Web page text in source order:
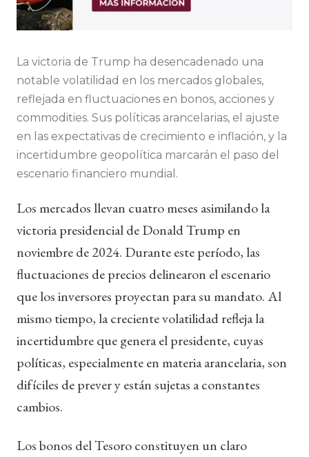
La victoria de Trump ha desencadenado una
notable volatilidad en los mercados globales,
reflejada en fluctuaciones en bonos, acciones y
commodities. Sus políticas arancelarias, el ajuste
en las expectativas de crecimiento e inflación, y la
incertidumbre geopolítica marcarán el paso del
escenario financiero mundial.
Los mercados llevan cuatro meses asimilando la
victoria presidencial de Donald Trump en
noviembre de 2024. Durante este período, las
fluctuaciones de precios delinearon el escenario
que los inversores proyectan para su mandato. Al
mismo tiempo, la creciente volatilidad refleja la
incertidumbre que genera el presidente, cuyas
políticas, especialmente en materia arancelaria, son
difíciles de prever y están sujetas a constantes
cambios.
Los bonos del Tesoro constituyen un claro